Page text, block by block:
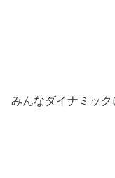
みんなダイナミッ